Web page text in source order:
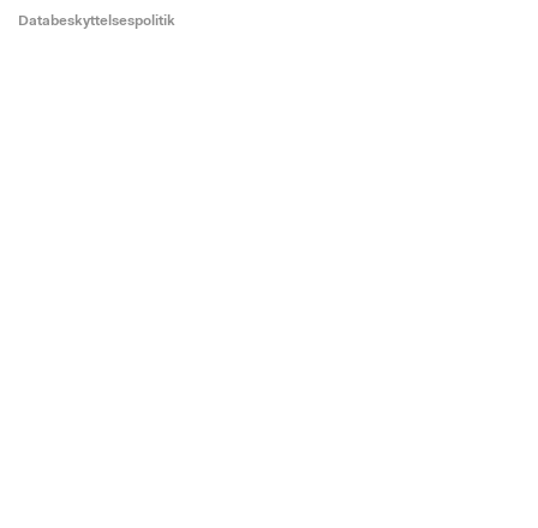
Databeskyttelsespolitik